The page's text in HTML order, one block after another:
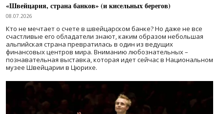
«Швейцария, страна банков» (и кисельных берегов)
08.07.2026
Кто не мечтает о счете в швейцарском банке? Но даже не все
счастливые его обладатели знают, каким образом небольшая
альпийская страна превратилась в один из ведущих
финансовых центров мира. Вниманию любознательных –
познавательная выставка, которая идет сейчас в Национальном
музее Швейцарии в Цюрихе.